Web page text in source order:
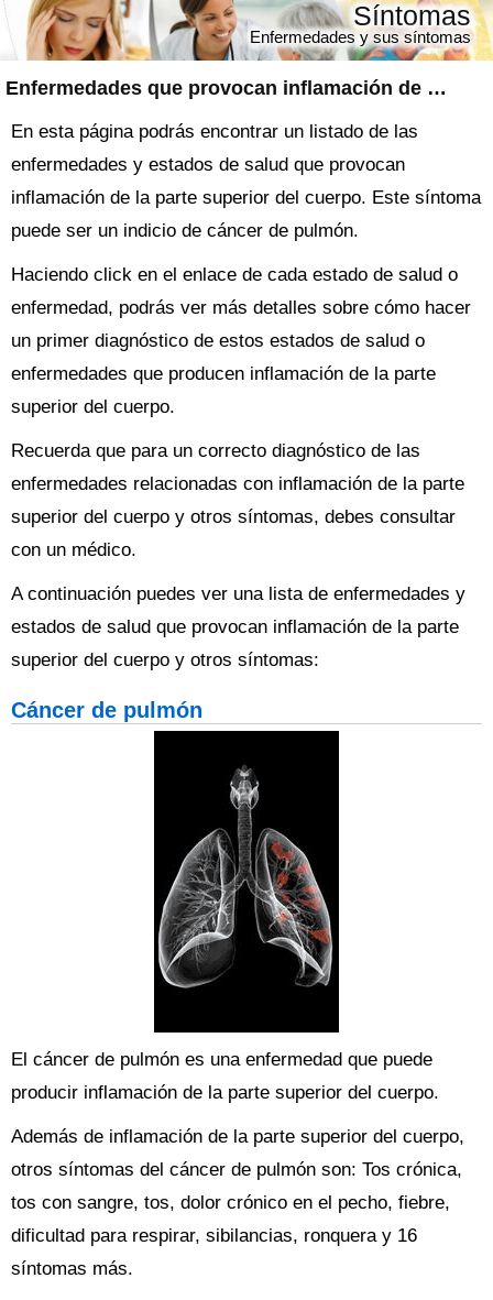
Enfermedades que provocan inflamación de la parte superior del cuerpo
Síntomas
Enfermedades y sus síntomas
En esta página podrás encontrar un listado de las
enfermedades y estados de salud que provocan
inflamación de la parte superior del cuerpo. Este síntoma
puede ser un indicio de cáncer de pulmón.
Haciendo click en el enlace de cada estado de salud o
enfermedad, podrás ver más detalles sobre cómo hacer
un primer diagnóstico de estos estados de salud o
enfermedades que producen inflamación de la parte
superior del cuerpo.
Recuerda que para un correcto diagnóstico de las
enfermedades relacionadas con inflamación de la parte
superior del cuerpo y otros síntomas, debes consultar
con un médico.
A continuación puedes ver una lista de enfermedades y
estados de salud que provocan inflamación de la parte
superior del cuerpo y otros síntomas:
Cáncer de pulmón
El cáncer de pulmón es una enfermedad que puede
producir inflamación de la parte superior del cuerpo.
Además de inflamación de la parte superior del cuerpo,
otros síntomas del cáncer de pulmón son: Tos crónica,
tos con sangre, tos, dolor crónico en el pecho, fiebre,
dificultad para respirar, sibilancias, ronquera y 16
síntomas más.